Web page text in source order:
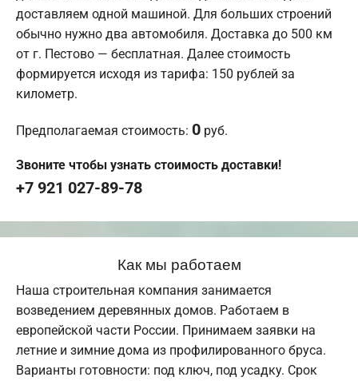
доставляем одной машиной. Для больших строений
обычно нужно два автомобиля. Доставка до 500 км
от г. Пестово — бесплатная. Далее стоимость
формируется исходя из тарифа: 150 рублей за
километр.
Предполагаемая стоимость: 0 руб.
Звоните чтобы узнать стоимость доставки!
+7 921 027-89-78
Как мы работаем
Наша строительная компания занимается
возведением деревянных домов. Работаем в
европейской части России. Принимаем заявки на
летние и зимние дома из профилированного бруса.
Варианты готовности: под ключ, под усадку. Срок